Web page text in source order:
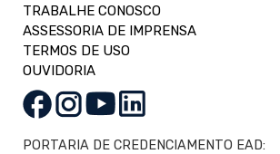
TRABALHE CONOSCO
ASSESSORIA DE IMPRENSA
TERMOS DE USO
OUVIDORIA
PORTARIA DE CREDENCIAMENTO EAD: